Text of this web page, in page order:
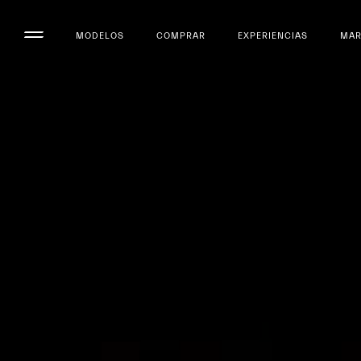
MODELOS COMPRAR EXPERIENCIAS